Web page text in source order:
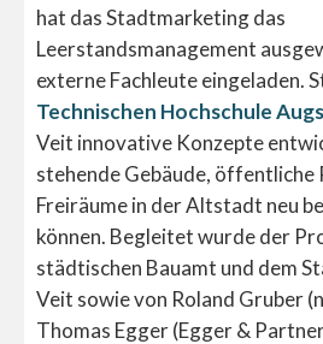
hat das Stadtmarketing das
Leerstandsmanagement
externe Fachleute eingeladen.
Technischen Hochschule
Veit innovative Konzepte
stehende Gebäude, öffentliche
Freiräume in der Altstadt neu
können. Begleitet wurde der
städtischen Bauamt und dem
Veit sowie von Roland Gruber
Thomas Egger (Egger &